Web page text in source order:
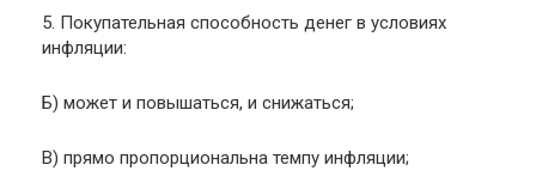
5. Покупательная способность денег в условиях
инфляции:
Б) может и повышаться, и снижаться;
В) прямо пропорциональна темпу инфляции;